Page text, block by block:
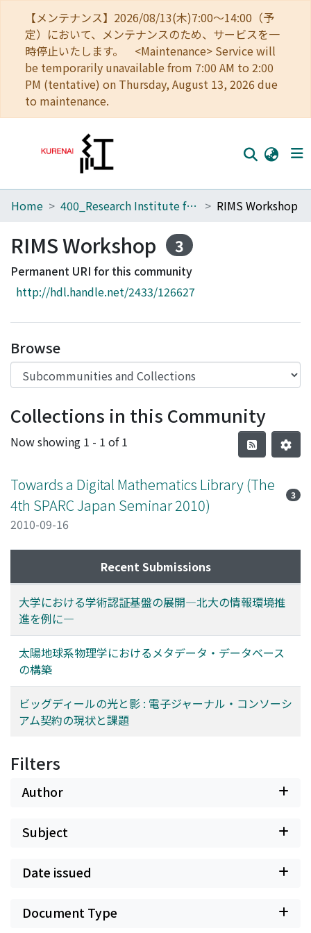
【メンテナンス】2026/08/13(木)7:00～14:00（予
定）において、メンテナンスのため、サービスを一
時停止いたします。 <Maintenance> Service will
be temporarily unavailable from 7:00 AM to 2:00
PM (tentative) on Thursday, August 13, 2026 due
to maintenance.
Home
Communities
Browse
Download Ranking
Access Statistics
Library Network
Home 400_Research Institute for Mathematical Sciences RIMS Workshop
RIMS Workshop 3
Permanent URI for this community
http://hdl.handle.net/2433/126627
Browse
Collections in this Community
Now showing 1 - 1 of 1
Towards a Digital Mathematics Library (The
4th SPARC Japan Seminar 2010)
3
2010-09-16
Recent Submissions
大学における学術認証基盤の展開―北大の情報環境推
進を例に―
太陽地球系物理学におけるメタデータ・データベース
の構築
ビッグディールの光と影 : 電子ジャーナル・コンソーシ
アム契約の現状と課題
Filters
Author
Subject
Date issued
Document Type